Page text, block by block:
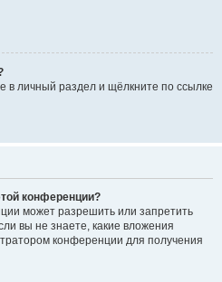
в личный раздел и щёлкните по ссылке
конференции?
может разрешить или запретить
вы не знаете, какие вложения
конференции для получения